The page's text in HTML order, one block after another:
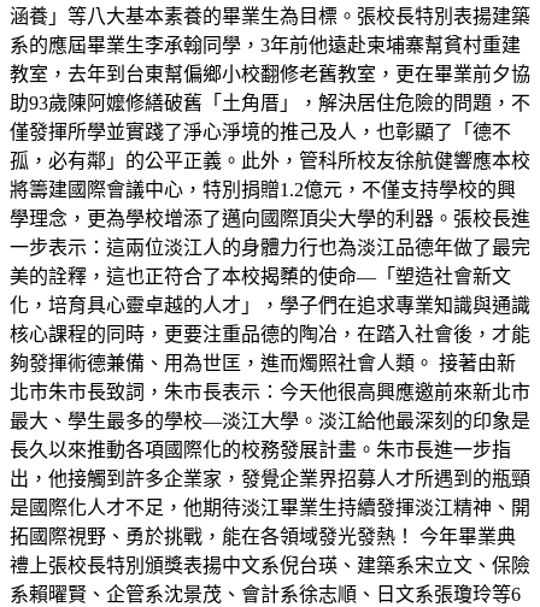
涵養」等八大基本素養的畢業生為目標。張校長特別表揚建築
系的應屆畢業生李承翰同學，3年前他遠赴柬埔寨幫貧村重建
教室，去年到台東幫偏鄉小校翻修老舊教室，更在畢業前夕協
助93歲陳阿嬤修繕破舊「土角厝」，解決居住危險的問題，不
僅發揮所學並實踐了淨心淨境的推己及人，也彰顯了「德不
孤，必有鄰」的公平正義。此外，管科所校友徐航健響應本校
將籌建國際會議中心，特別捐贈1.2億元，不僅支持學校的興
學理念，更為學校增添了邁向國際頂尖大學的利器。張校長進
一步表示：這兩位淡江人的身體力行也為淡江品德年做了最完
美的詮釋，這也正符合了本校揭櫫的使命—「塑造社會新文
化，培育具心靈卓越的人才」，學子們在追求專業知識與通識
核心課程的同時，更要注重品德的陶冶，在踏入社會後，才能
夠發揮術德兼備、用為世匡，進而燭照社會人類。 接著由新
北市朱市長致詞，朱市長表示：今天他很高興應邀前來新北市
最大、學生最多的學校—淡江大學。淡江給他最深刻的印象是
長久以來推動各項國際化的校務發展計畫。朱市長進一步指
出，他接觸到許多企業家，發覺企業界招募人才所遇到的瓶頸
是國際化人才不足，他期待淡江畢業生持續發揮淡江精神、開
拓國際視野、勇於挑戰，能在各領域發光發熱！ 今年畢業典
禮上張校長特別頒獎表揚中文系倪台瑛、建築系宋立文、保險
系賴曜賢、企管系沈景茂、會計系徐志順、日文系張瓊玲等6